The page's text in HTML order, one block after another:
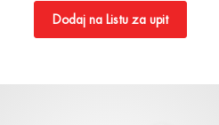
Dodaj na Listu za upit